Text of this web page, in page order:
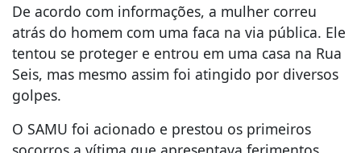
De acordo com informações, a mulher correu
atrás do homem com uma faca na via pública. Ele
tentou se proteger e entrou em uma casa na Rua
Seis, mas mesmo assim foi atingido por diversos
golpes.
O SAMU foi acionado e prestou os primeiros